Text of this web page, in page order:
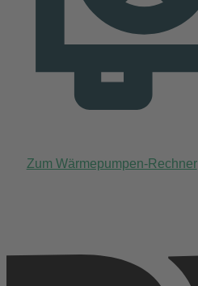
Zum Wärmepumpen-Rechner